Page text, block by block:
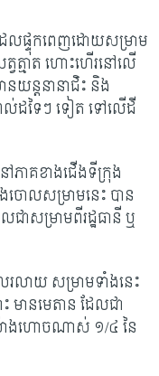
ែលផ្ទុកពេញដោយសម្រាម
ត្មាត ហោះហើរនៅលើ
យន្តនានាជិះ និង
ល់ដទៃៗ ទៀត ទៅ​លើ​ដី
ាគខាងជើង​ទីក្រុង
ចោលសម្រាមនេះ បាន
ា​​សម្រាមពីរដ្ឋធានី ឬ
លរលាយ សម្រាមទាំងនេះ
មានមេតាន ដែលជា
យ៉ាងហោច​ណាស់ ១/៤ នៃ